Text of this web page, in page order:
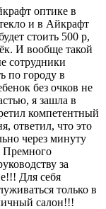
оптике в
и в Айкрафт
стоить 500 р,
И вообще такой
сотрудники
по городу в
без очков не
я зашла в
компетентный
ответил, что это
через минуту
Премного
за
Для себя
только в
салон!!!